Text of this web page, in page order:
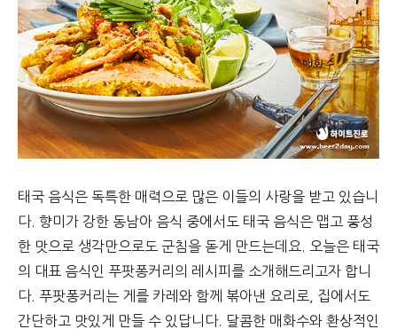
태국 음식은 독특한 매력으로 많은 이들의 사랑을 받고 있습니
다. 향미가 강한 동남아 음식 중에서도 태국 음식은 맵고 풍성
한 맛으로 생각만으로도 군침을 돋게 만드는데요. 오늘은 태국
의 대표 음식인 푸팟퐁커리의 레시피를 소개해드리고자 합니
다. 푸팟퐁커리는 게를 카레와 함께 볶아낸 요리로, 집에서도
간단하고 맛있게 만들 수 있답니다. 달콤한 매화수와 환상적인